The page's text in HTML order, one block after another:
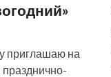
приглашаю на